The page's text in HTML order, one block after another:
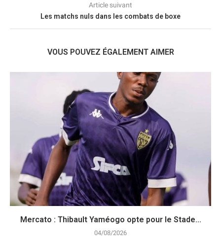
Article suivant
Les matchs nuls dans les combats de boxe
VOUS POUVEZ ÉGALEMENT AIMER
Mercato : Thibault Yaméogo opte pour le Stade...
04/08/2026